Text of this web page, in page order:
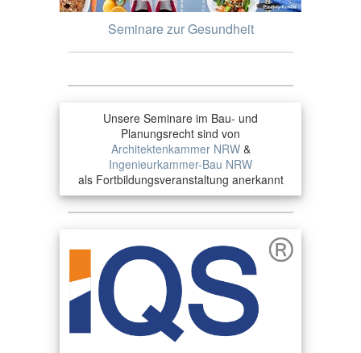
Seminare zur Gesundheit
Unsere Seminare im Bau- und
Planungsrecht sind von
Architektenkammer NRW&
Ingenieurkammer-Bau NRW
als Fortbildungsveranstaltung anerkannt